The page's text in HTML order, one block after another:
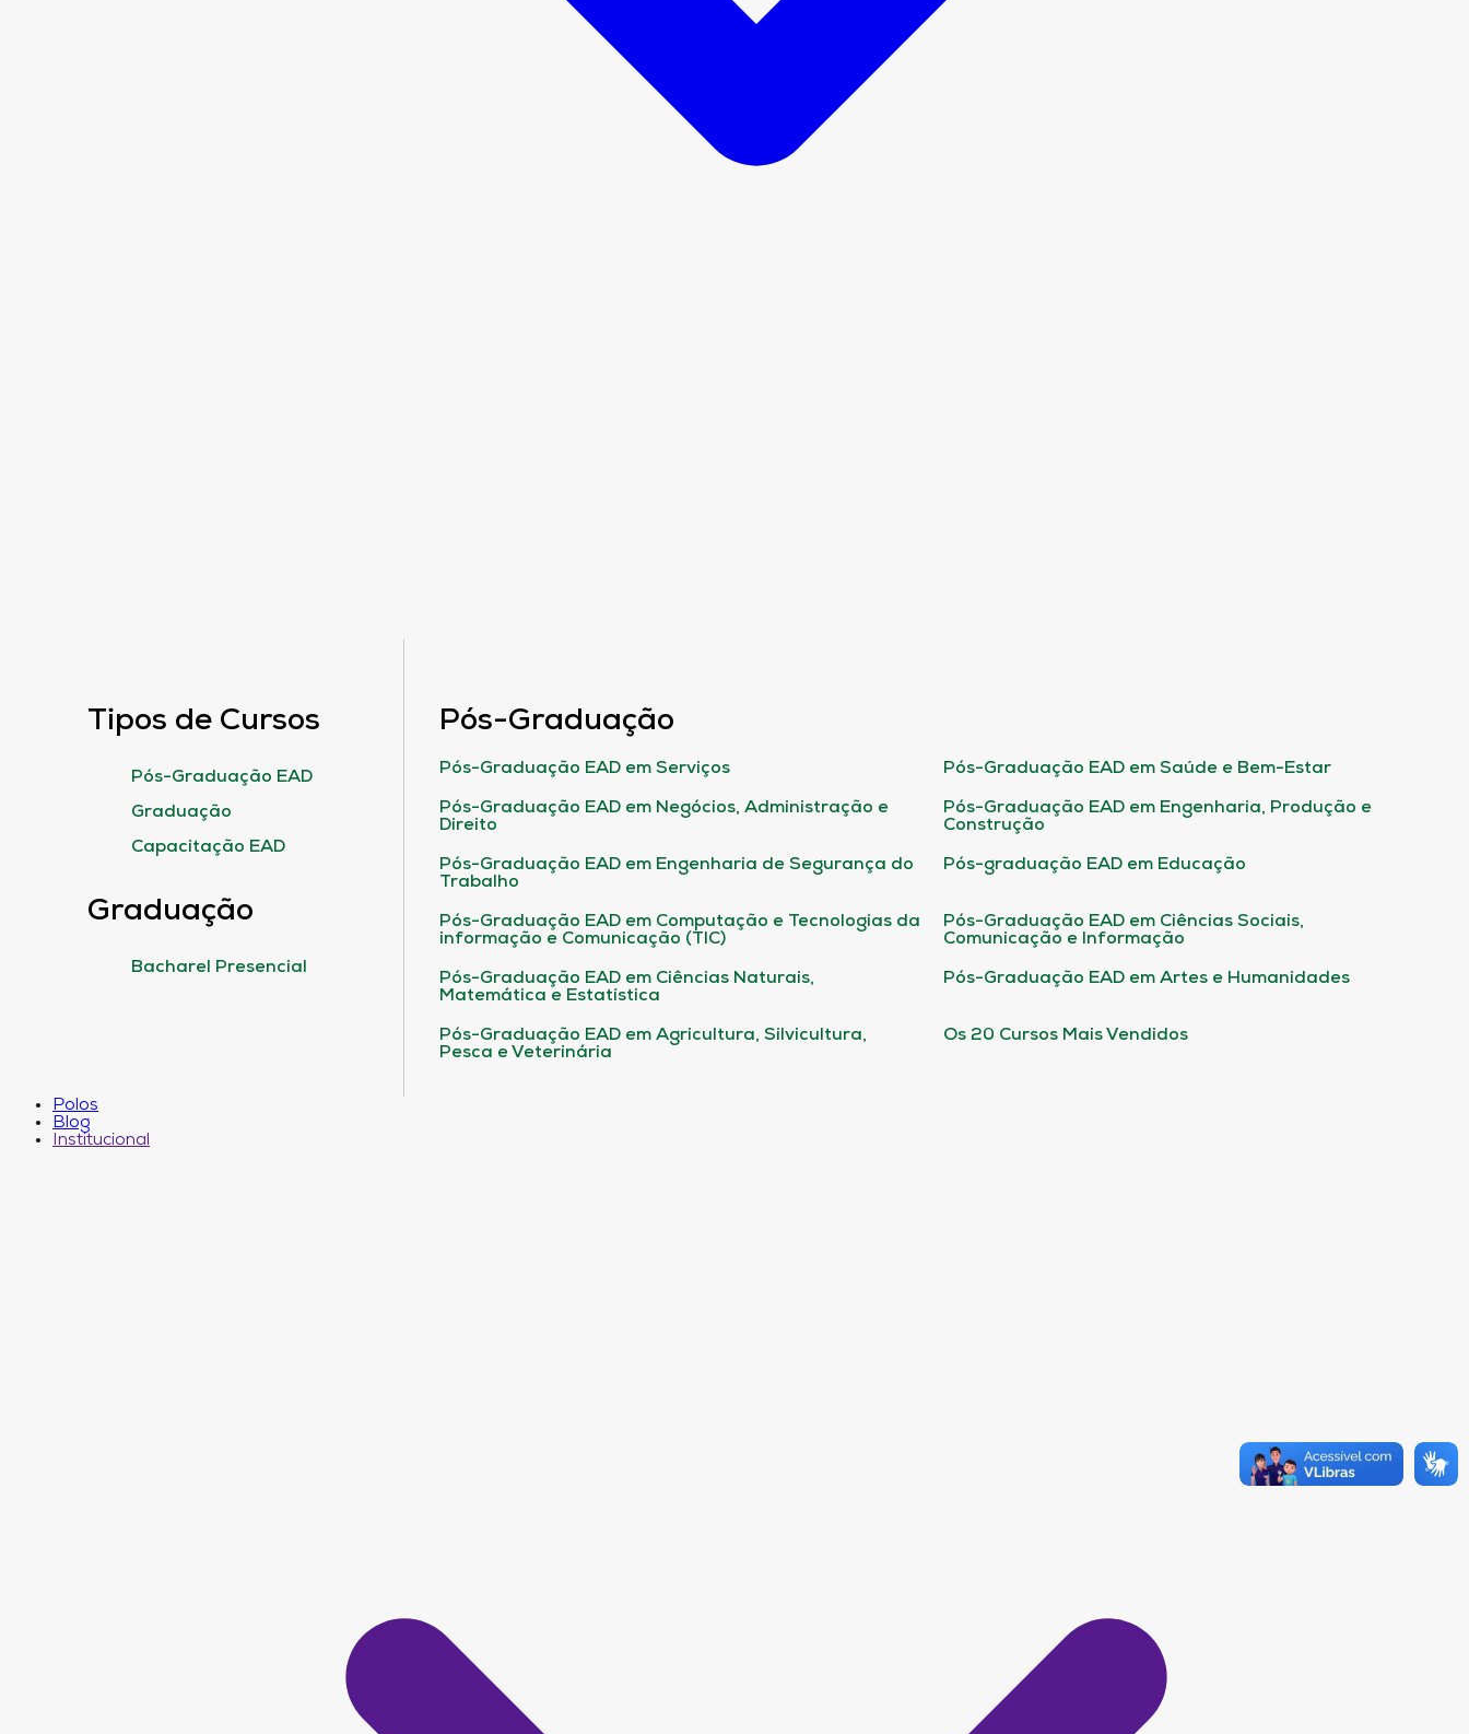
Tipos de Cursos
Pós-Graduação EAD
Graduação
Capacitação EAD
Graduação
Bacharel Presencial
Pós-Graduação
Pós-Graduação EAD em Serviços Pós-Graduação EAD em Saúde e Bem-Estar
Pós-Graduação EAD em Negócios, Administração e
Direito
Pós-Graduação EAD em Engenharia, Produção e
Construção
Pós-Graduação EAD em Engenharia de Segurança do
Trabalho
Pós-graduação EAD em Educação
Pós-Graduação EAD em Computação e Tecnologias da
informação e Comunicação (TIC)
Pós-Graduação EAD em Ciências Sociais,
Comunicação e Informação
Pós-Graduação EAD em Ciências Naturais,
Matemática e Estatística
Pós-Graduação EAD em Artes e Humanidades
Pós-Graduação EAD em Agricultura, Silvicultura,
Pesca e Veterinária
Os 20 Cursos Mais Vendidos
Polos
Blog
Institucional